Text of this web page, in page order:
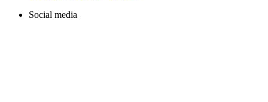
Social media